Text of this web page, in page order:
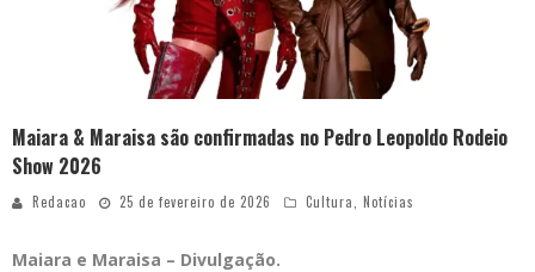
Maiara & Maraisa são confirmadas no Pedro Leopoldo Rodeio
Show 2026
Redacao 25 de fevereiro de 2026 Cultura Notícias
Maiara e Maraisa – Divulgação.